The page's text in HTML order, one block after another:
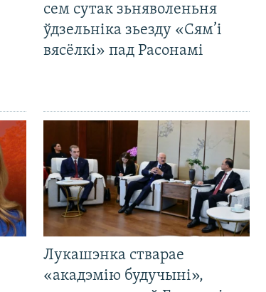
сем сутак зьняволеньня
ўдзельніка зьезду «Сям’і
вясёлкі» пад Расонамі
Лукашэнка стварае
«акадэмію будучыні»,